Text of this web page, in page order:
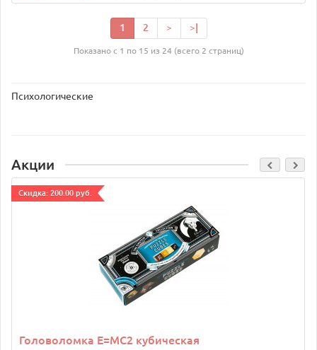
1 2 > >|
Показано с 1 по 15 из 24 (всего 2 страниц)
Психологические
Акции
Cкидка: 200.00 руб.
Головоломка E=MC2 кубическая